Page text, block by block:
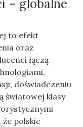
– globalne
to efekt
oraz
łączą
doświadczeniu
światowej klasy
polskie